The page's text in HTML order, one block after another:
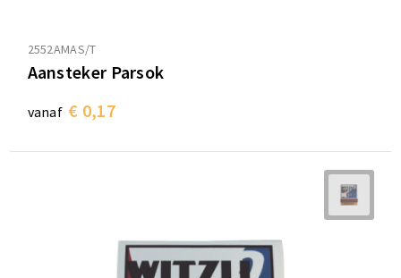
2552AMAS/T
Aansteker Parsok
vanaf € 0,17